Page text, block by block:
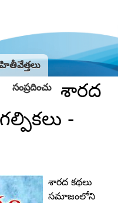
సంప్రదించు
శారద
-
శారద కథలు
సమాజంలోని